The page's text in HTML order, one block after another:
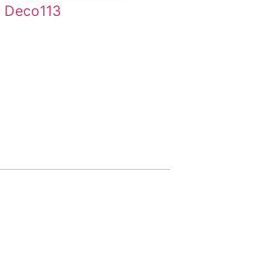
Deco113